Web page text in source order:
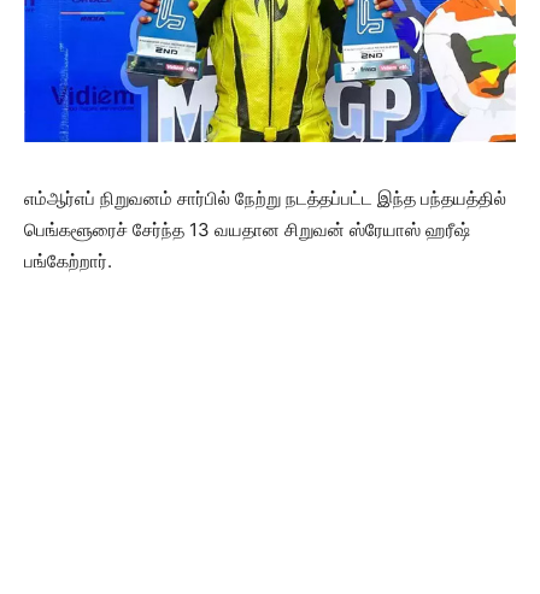
எம்ஆர்எப் நிறுவனம் சார்பில் நேற்று நடத்தப்பட்ட இந்த பந்தயத்தில்
பெங்களூரைச் சேர்ந்த 13 வயதான சிறுவன் ஸ்ரேயாஸ் ஹரீஷ்
பங்கேற்றார்.